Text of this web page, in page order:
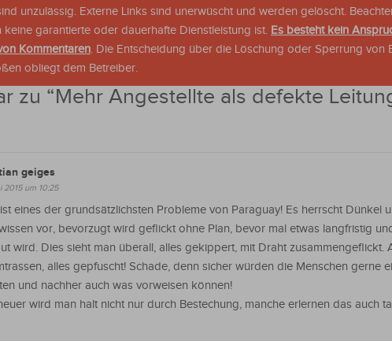
unzulässig. Externe Links sind unerwüscht und werden gelöscht.
keine garantierte oder dauerhafte Dienstleistung ist. Es besteht kein
Kommentaren. Die Entscheidung über die Löschung oder Sperrung von
obliegt dem Betreiber.
zu “Mehr Angestellte als defekte
geiges
2015 um 10:25
eines der grundsätzlichsten Probleme von Paraguay! Es herrscht Dünkel
vor, bevorzugt wird geflickt ohne Plan, bevor mal etwas langfristig
wird. Dies sieht man überall, alles gekippert, mit Draht zusammengeflickt.
alles gepfuscht! Schade, denn sicher würden die Menschen gerne
und nachher auch was vorweisen können!
wird man halt nicht nur durch Bestechung, manche erlernen das auch